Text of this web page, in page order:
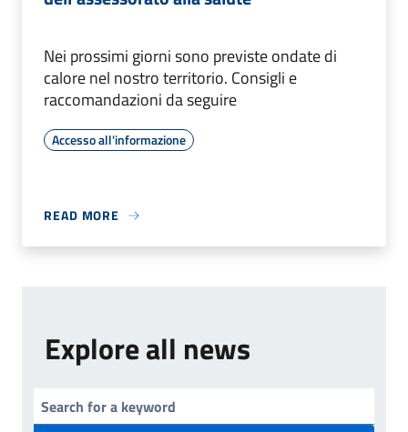
Nei prossimi giorni sono previste ondate di
calore nel nostro territorio. Consigli e
raccomandazioni da seguire
Accesso all'informazione
READ MORE
Explore all news